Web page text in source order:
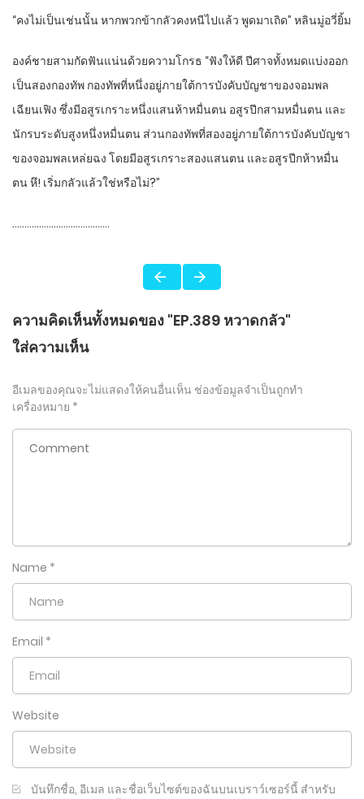
“คงไม่เป็นเช่นนั้น หากพวกข้ากลัวคงหนีไปแล้ว พูดมาเถิด” หลินมู่อวี่ยิ้ม
องค์ชายสามกัดฟันแน่นด้วยความโกรธ “ฟังให้ดี ปีศาจทั้งหมดแบ่งออก
เป็นสองกองทัพ กองทัพที่หนึ่งอยู่ภายใต้การบังคับบัญชาของจอมพล
เฉียนเฟิง ซึ่งมีอสูรเกราะหนึ่งแสนห้าหมื่นตน อสูรปีกสามหมื่นตน และ
นักรบระดับสูงหนึ่งหมื่นตน ส่วนกองทัพที่สองอยู่ภายใต้การบังคับบัญชา
ของจอมพลเหล่ยฉง โดยมีอสูรเกราะสองแสนตน และอสูรปีกห้าหมื่น
ตน หึ! เริ่มกลัวแล้วใช่หรือไม่?”
………………………………….
ความคิดเห็นทั้งหมดของ "EP.389 หวาดกลัว"
ใส่ความเห็น
อีเมลของคุณจะไม่แสดงให้คนอื่นเห็น ช่องข้อมูลจำเป็นถูกทำ
เครื่องหมาย *
Name *
Email *
Website
บันทึกชื่อ, อีเมล และชื่อเว็บไซต์ของฉันบนเบราว์เซอร์นี้ สำหรับ